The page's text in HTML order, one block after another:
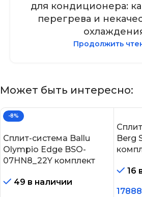
для кондиционера:
перегрева и
Продолжить
Может быть интересно:
-8%
Сплит-система Ballu
Olympio Edge BSO-
07HN8_22Y комплект
49 в наличии
Berg
16
17888